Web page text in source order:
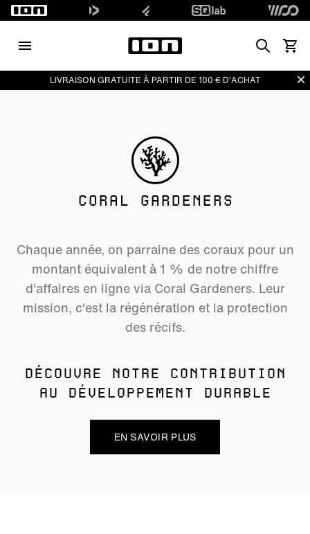
Search
Voir
LIVRAISON GRATUITE À PARTIR DE 100 € D'ACHAT
CORAL GARDENERS
Chaque année, on parraine des coraux pour un
montant équivalent à 1 % de notre chiffre
d'affaires en ligne via Coral Gardeners. Leur
mission, c'est la régénération et la protection
des récifs.
DÉCOUVRE NOTRE CONTRIBUTION
AU DÉVELOPPEMENT DURABLE
EN SAVOIR PLUS